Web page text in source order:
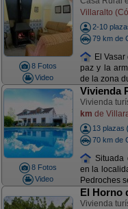
8 Fotos
Video
Villaralto
2-10
79 km de
El
paz y la
de la zona
8 Fotos
Video
Vivienda
Vivienda
km de
13 plazas
70 km de
Situada
en la
Pedroches
El Horno
Vivienda